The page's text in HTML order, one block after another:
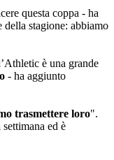
questa coppa - ha
stagione: abbiamo
è una grande
- ha aggiunto
trasmettere loro".
ed è